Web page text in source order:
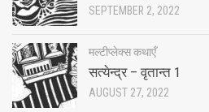
SEPTEMBER 2, 2022
मल्टीप्लेक्स कथाएँ
सत्येन्द्र – वृतान्त 1
AUGUST 27, 2022